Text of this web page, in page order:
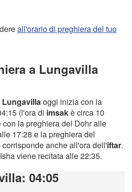
all'orario di preghiera del tuo
a Lungavilla
Lungavillaoggi inizia con la
(l'ora di imsakè circa 10
la preghiera del Dohr alle
17:28 e la preghiera del
anche all'ora dell'iftar.
viene recitata alle 22:35.
: 04:05